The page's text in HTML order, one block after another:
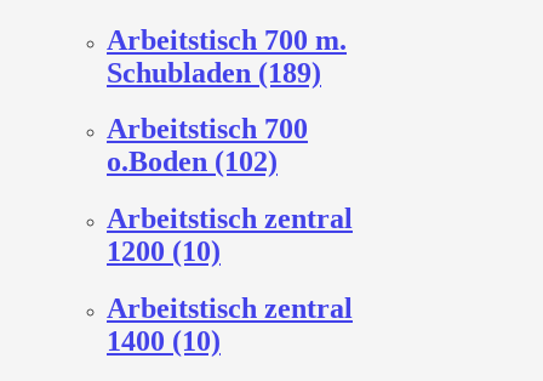
Arbeitstisch 700 m.
Schubladen (189)
Arbeitstisch 700
o.Boden (102)
Arbeitstisch zentral
1200 (10)
Arbeitstisch zentral
1400 (10)